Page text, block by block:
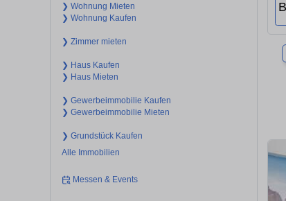
❯ Wohnung Mieten
❯ Wohnung Kaufen
❯ Zimmer mieten
❯ Haus Kaufen
❯ Haus Mieten
❯ Gewerbeimmobilie Kaufen
❯ Gewerbeimmobilie Mieten
❯ Grundstück Kaufen
Alle Immobilien
Messen & Events